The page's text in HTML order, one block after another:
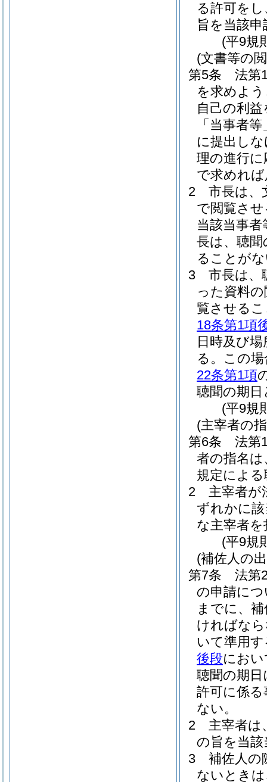
る許可を
旨を当該
(平9規
(文書等の
第5条
法第
を求めよ
自己の利
「当事者
に提出し
理の進行
で求めれ
2
市長は、
で閲覧さ
当該当事
長は、聴
ることが
3
市長は、
った資料
覧させる
18条第1項
日時及び
る。 この
22条第1項
聴聞の期
(平9規
(主宰者の
第6条
法第
者の指名は
規定によ
2
主宰者が
ずれかに
な主宰者
(平9規
(補佐人の
第7条
法第
の申請に
までに、
ければな
いて準用
後段にお
聴聞の期
許可に係
ない。
2
主宰者は
の旨を当
3
補佐人の
ないとき